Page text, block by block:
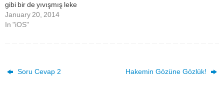
gibi bir de yıvışmış leke
yapıyor yazının etrafına.
January 20, 2014
In "iOS"
Soru Cevap 2 Hakemin Gözüne Gözlük!